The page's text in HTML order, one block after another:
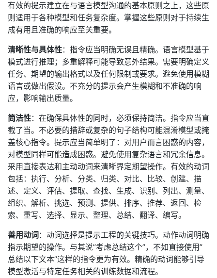
有效的提示建立在与语言模型沟通的基本原则之上，这些原
则适用于各种模型和任务复杂度。掌握这些原则对于持续生
成有用且准确的响应至关重要。
清晰性与具体性：指令应当明确无误且精确。语言模型基于
模式进行推理；多重解释可能导致意外结果。需要明确定义
任务、期望的输出格式以及任何限制或要求。避免使用模糊
语言或做出假设。不充分的提示会产生模糊和不准确的响
应，影响输出质量。
简洁性：在确保具体性的同时，必须保持简洁。指令应当直
截了当。不必要的措辞或复杂的句子结构可能混淆模型或掩
盖核心指令。提示应当简单明了：对用户而言困惑的内容，
对模型同样可能造成困惑。避免使用复杂语言和冗余信息。
采用直接表达和主动动词来清晰界定期望操作。有效的动词
包括：执行、分析、分类、归类、对比、比较、创建、描
述、定义、评估、提取、查找、生成、识别、列出、测量、
组织、解析、挑选、预测、提供、排序、推荐、返回、检
索、重写、选择、显示、整理、总结、翻译、编写。
善用动词 ：动词选择是提示工程的关键技巧。动作动词明确
指示期望的操作。与其说”考虑总结这个”，不如直接使用”
总结以下文本”这样的指令更为有效。精确的动词能够引导
模型激活与特定任务相关的训练数据和流程。